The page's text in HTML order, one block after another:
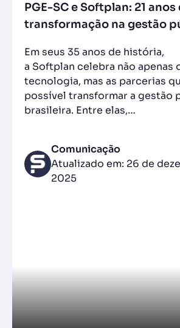
PGE-SC e Softplan: 21 anos
transformação na gestão
Em seus 35 anos de história,
a Softplan celebra não apenas
tecnologia, mas as parcerias
possível transformar a gestão
brasileira. Entre elas,…
Comunicação
Atualizado em: 26 de
2025